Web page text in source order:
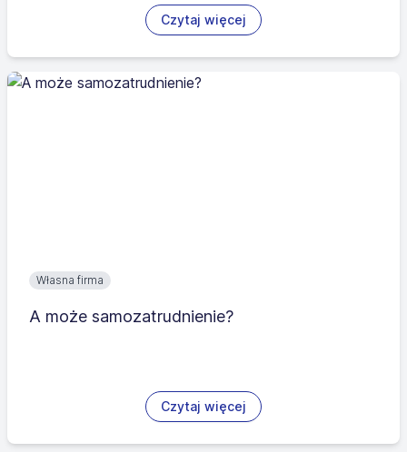
Czytaj więcej
Własna firma
A może samozatrudnienie?
Czytaj więcej